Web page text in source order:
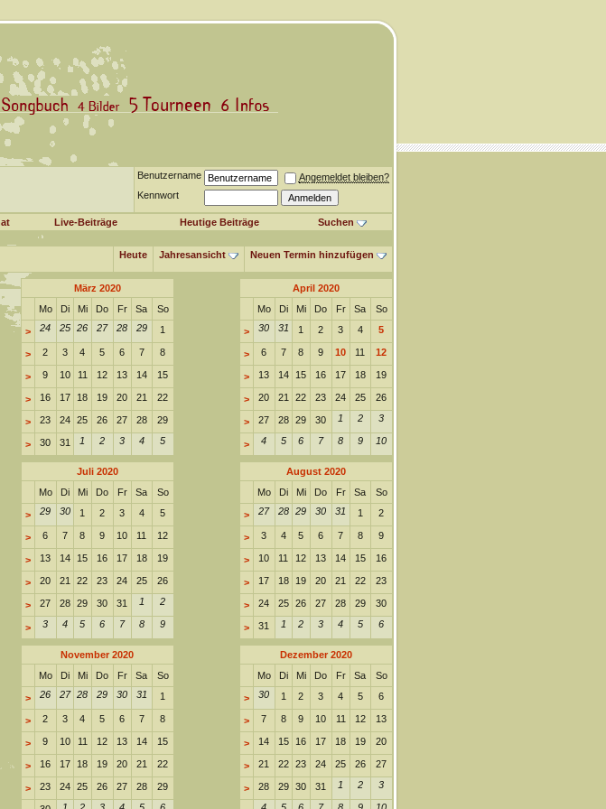
Benutzername
Angemeldet bleiben?
Kennwort
Live-Beiträge Heutige Beiträge Suchen
Heute Jahresansicht Neuen Termin hinzufügen
März 2020
Mo
Di Mi Do Fr Sa So
> 24 25 26 27 28 29 1
> 2 3 4 5 6 7 8
> 9 10 11 12 13 14 15
> 16 17 18 19 20 21 22
> 23 24 25 26 27 28 29
> 30 31 1 2 3 4 5
April 2020
Mo
Di Mi Do Fr Sa So
> 30 31 1 2 3 4 5
> 6 7 8 9 10 11 12
> 13 14 15 16 17 18 19
> 20 21 22 23 24 25 26
> 27 28 29 30 1 2 3
> 4 5 6 7 8 9 10
Juli 2020
Mo
Di Mi Do Fr Sa So
> 29 30 1 2 3 4 5
> 6 7 8 9 10 11 12
> 13 14 15 16 17 18 19
> 20 21 22 23 24 25 26
> 27 28 29 30 31 1 2
> 3 4 5 6 7 8 9
August 2020
Mo
Di Mi Do Fr Sa So
> 27 28 29 30 31 1 2
> 3 4 5 6 7 8 9
> 10 11 12 13 14 15 16
> 17 18 19 20 21 22 23
> 24 25 26 27 28 29 30
> 31 1 2 3 4 5 6
November 2020
Mo
Di Mi Do Fr Sa So
> 26 27 28 29 30 31 1
> 2 3 4 5 6 7 8
> 9 10 11 12 13 14 15
> 16 17 18 19 20 21 22
> 23 24 25 26 27 28 29
Dezember 2020
Mo
Di Mi Do Fr Sa So
> 30 1 2 3 4 5 6
> 7 8 9 10 11 12 13
> 14 15 16 17 18 19 20
> 21 22 23 24 25 26 27
> 28 29 30 31 1 2 3